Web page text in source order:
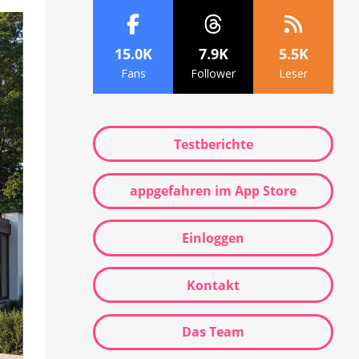
15.0K
Fans
7.9K
Follower
5.5K
Leser
Testberichte
appgefahren im App Store
Einloggen
Kontakt
Das Team